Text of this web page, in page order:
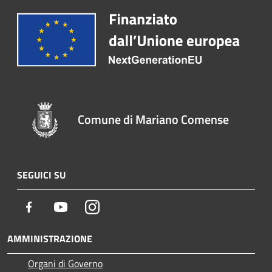
Comune di Mariano Comense
SEGUICI SU
Facebook YoutubeInstagram
AMMINISTRAZIONE
Organi di Governo